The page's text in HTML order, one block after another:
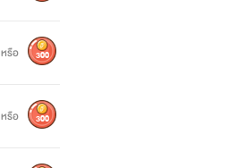
หรือ 300
หรือ 300